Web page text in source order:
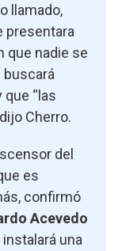
llamado,
presentara
que nadie se
buscará
que “las
Cherro.
del
es
confirmó
Acevedo
una